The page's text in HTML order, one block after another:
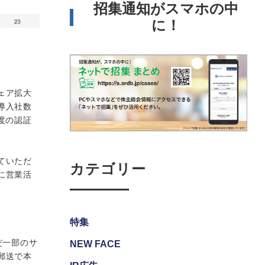
ア拡大
入社数
の認証
いただ
営業活
部のサ
送で本
招集通知がスマホの中
に！
カテゴリー
特集
NEW FACE